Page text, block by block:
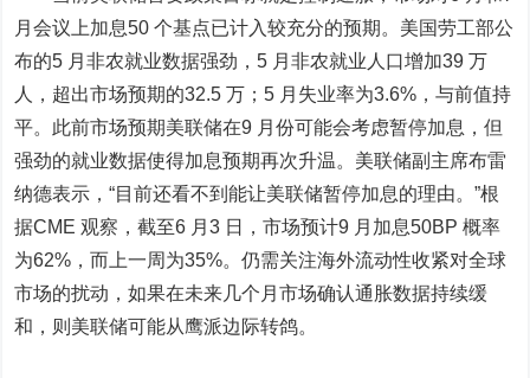
月会议上加息50 个基点已计入较充分的预期。 美国劳工部公
布的5 月非农就业数据强劲，5 月非农就业人口增加39 万
人，超出市场预期的32.5 万；5 月失业率为3.6%，与前值持
平。此前市场预期美联储在9 月份可能会考虑暂停加息，但
强劲的就业数据使得加息预期再次升温。美联储副主席布雷
纳德表示，“目前还看不到能让美联储暂停加息的理由。”根
据CME 观察，截至6 月3 日，市场预计9 月加息50BP 概率
为62%，而上一周为35%。仍需关注海外流动性收紧对全球
市场的扰动，如果在未来几个月市场确认通胀数据持续缓
和，则美联储可能从鹰派边际转鸽。